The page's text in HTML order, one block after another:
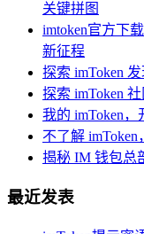
关键拼图
imtoken官方下
新征程
探索 imToken
探索 imToken
我的 imToken
不了解
揭秘 IM 钱包总
最近发表